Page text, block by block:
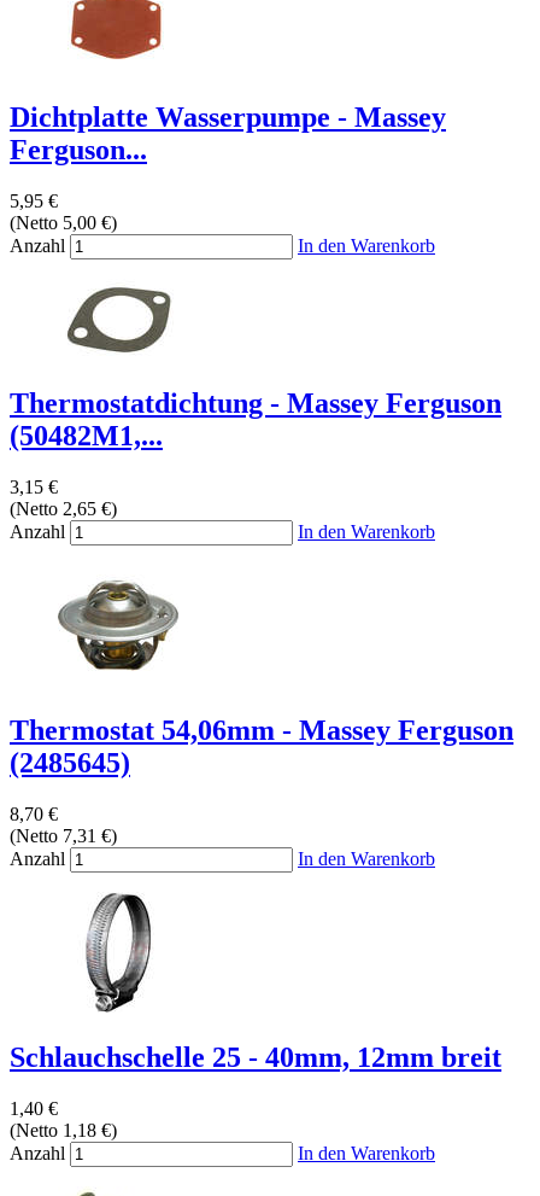
Dichtplatte Wasserpumpe - Massey
Ferguson...
5,95 €
(Netto 5,00 €)
Anzahl
In den Warenkorb
Thermostatdichtung - Massey Ferguson
(50482M1,...
3,15 €
(Netto 2,65 €)
Anzahl
In den Warenkorb
Thermostat 54,06mm - Massey Ferguson
(2485645)
8,70 €
(Netto 7,31 €)
Anzahl
In den Warenkorb
Schlauchschelle 25 - 40mm, 12mm breit
1,40 €
(Netto 1,18 €)
Anzahl
In den Warenkorb